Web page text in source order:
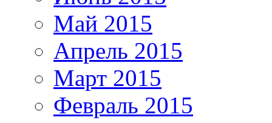
Май 2015
Апрель 2015
Март 2015
Февраль 2015